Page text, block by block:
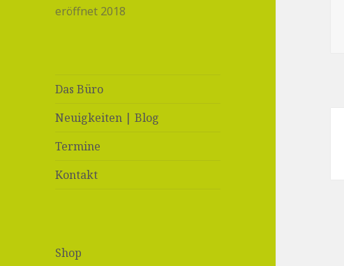
eröffnet 2018
Das Büro
Neuigkeiten | Blog
Termine
Kontakt
Shop